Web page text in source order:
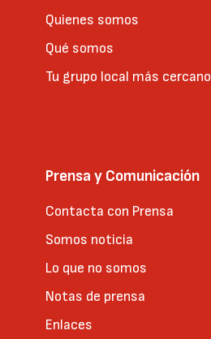
Quienes somos
Qué somos
Tu grupo local más cercano
Prensa y Comunicación
Contacta con Prensa
Somos noticia
Lo que no somos
Notas de prensa
Enlaces